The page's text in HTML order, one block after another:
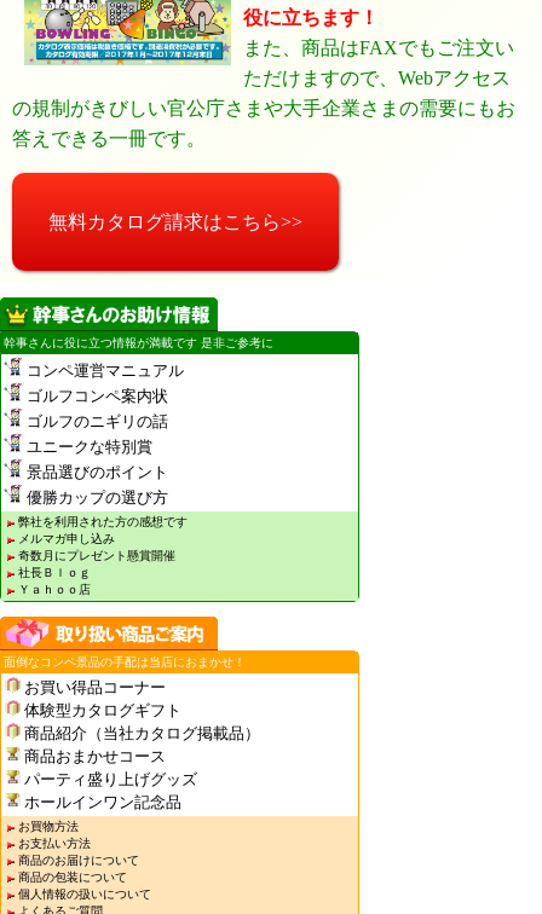
役に立ちます！
また、商品はFAXでもご注文い
ただけますので、Webアクセス
の規制がきびしい官公庁さまや大手企業さまの需要にもお
答えできる一冊です。
無料カタログ請求はこちら>>
幹事さんに役に立つ情報が満載です 是非ご参考に
コンペ運営マニュアル
ゴルフコンペ案内状
ゴルフのニギリの話
ユニークな特別賞
景品選びのポイント
優勝カップの選び方
弊社を利用された方の感想です
メルマガ申し込み
奇数月にプレゼント懸賞開催
社長Ｂｌｏｇ
Ｙａｈｏｏ店
面倒なコンペ景品の手配は当店におまかせ！
お買い得品コーナー
体験型カタログギフト
商品紹介（当社カタログ掲載品）
商品おまかせコース
パーティ盛り上げグッズ
ホールインワン記念品
お買物方法
お支払い方法
商品のお届けについて
商品の包装について
個人情報の扱いについて
よくあるご質問